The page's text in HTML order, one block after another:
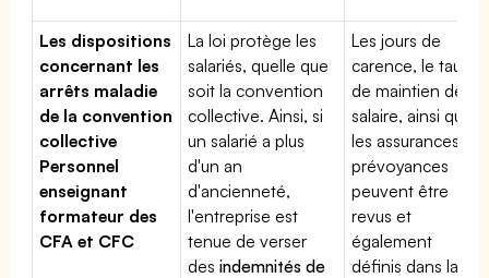
Les dispositions
concernant les
arrêts maladie
de la convention
collective
Personnel
enseignant
formateur des
CFA et CFC
La loi protège les
salariés, quelle que
soit la convention
collective. Ainsi, si
un salarié a plus
d'un an
d'ancienneté,
l'entreprise est
tenue de verser
desindemnités de
Les jours de
carence, le taux
de maintien de
salaire, ainsi que
les assurances
prévoyances
peuvent être
revus et
également
définis dans la